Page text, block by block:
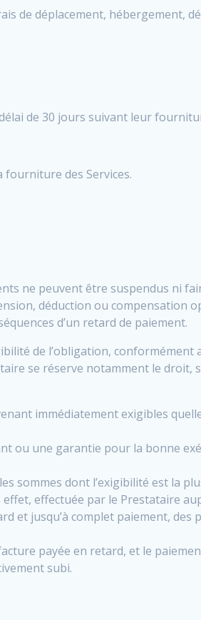
de déplacement, hébergement,
de 30 jours suivant leur
fourniture des Services.
ne peuvent être suspendus ni
déduction ou compensation
d’un retard de paiement.
de l’obligation, conformément
se réserve notamment le droit,
immédiatement exigibles
ou une garantie pour la bonne
sommes dont l’exigibilité est la
effectuée par le Prestataire
et jusqu’à complet paiement, des
payée en retard, et le
subi.